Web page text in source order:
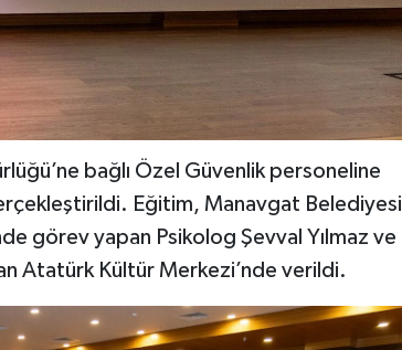
bağlı Özel Güvenlik personeline
Eğitim, Manavgat Belediyesi
görev yapan Psikolog Şevval Yılmaz ve
Atatürk Kültür Merkezi’nde verildi.